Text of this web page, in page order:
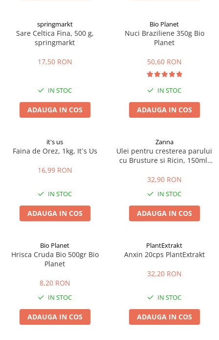
Memorie
Somn usor
Proteine
Batoane proteice
Pentru antrenament
Sarcina si alaptare
Produse instant
Atelierul de cafea si ceaiuri
Ceaiuri Maté
Ulei de Cocos
Alte produse din Cocos
springmarkt
Sare Celtica Fina, 500 g,
springmarkt
17,50 RON
IN STOC
ADAUGA IN COS
Bio Planet
Nuci Braziliene 350g Bio
Planet
50,60 RON
IN STOC
ADAUGA IN COS
it's us
Faina de Orez, 1kg, It`s Us
16,99 RON
IN STOC
ADAUGA IN COS
Zanna
Ulei pentru cresterea parului
cu Brusture si Ricin, 150ml,
32,90 RON
IN STOC
ADAUGA IN COS
Bio Planet
Hrisca Cruda Bio 500gr Bio
Planet
8,20 RON
IN STOC
ADAUGA IN COS
PlantExtrakt
Anxin 20cps PlantExtrakt
32,20 RON
IN STOC
ADAUGA IN COS